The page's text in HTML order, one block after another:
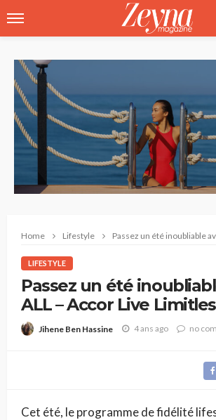
Home Lifestyle Passez un été inoubliable avec
LIFESTYLE
Passez un été
ALL – Accor Live
Jihene Ben Hassine 4 ans ago no
Cet été, le programme de fidélité